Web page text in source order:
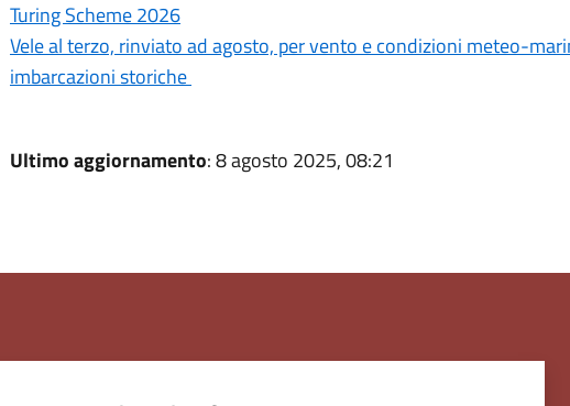
Turing Scheme 2026
Vele al terzo, rinviato ad agosto, per vento e condizioni meteo-
imbarcazioni storiche
Ultimo aggiornamento: 8 agosto 2025, 08:21